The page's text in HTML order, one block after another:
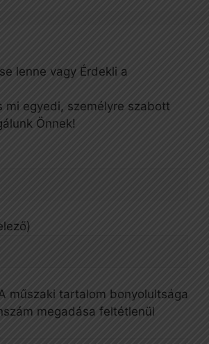
lenne vagy Érdekli a
mi egyedi, személyre szabott
Önnek!
műszaki tartalom bonyolultsága
megadása feltétlenül